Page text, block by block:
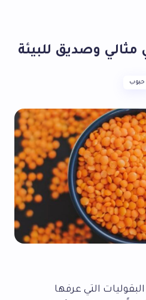
مثالي وصديق للبيئة
حبوب
التي عرفها